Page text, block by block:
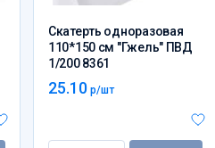
Скатерть одноразовая
110*150 см "Гжель" ПВД
1/200 8361
25.10 р/шт